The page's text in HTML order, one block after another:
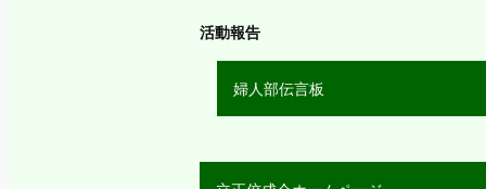
活動報告
婦人部伝言板